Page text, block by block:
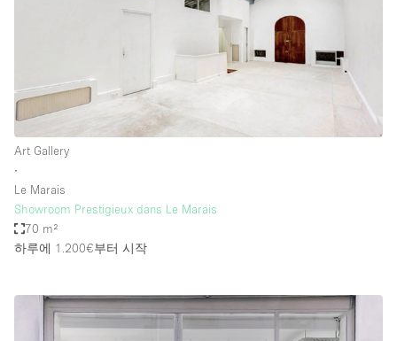
Art Gallery
∙
Le Marais
Showroom Prestigieux dans Le Marais
70 m²
하루에 1.200€부터 시작